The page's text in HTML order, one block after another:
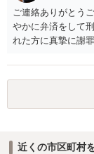
ご連絡ありがとう
やかに弁済をして
れた方に真摯に謝
近くの市区町村